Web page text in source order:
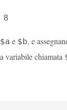
8
$a e $b, e
variabile chiamata